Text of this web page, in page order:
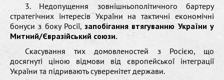
3. Недопущення зовнішньополітичного бартеру
стратегічних інтересів України на тактичні економічні
бонуси з боку Росії,запобігання втягуванню України у
Митний/Євразійський союзи.
Скасування тих домовленостей з Росією, що
досягнуті ціною відмови від європейської інтеграції
України та підривають суверенітет держави.